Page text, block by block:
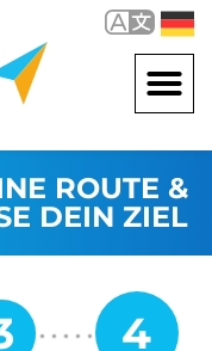
ROUTE &
DEIN ZIEL